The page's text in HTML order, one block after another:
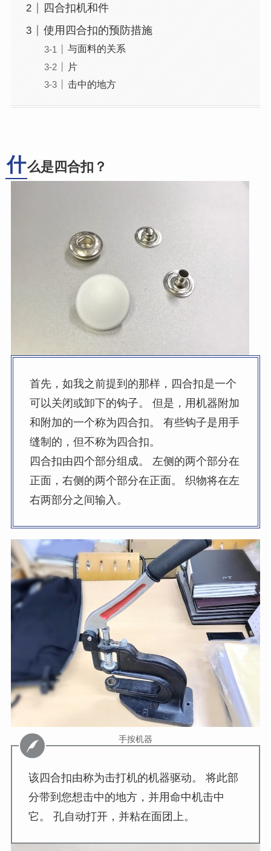
四合扣机和件
使用四合扣的预防措施
与面料的关系
片
击中的地方
什么是四合扣？
首先，如我之前提到的那样，四合扣是一个
可以关闭或卸下的钩子。 但是，用机器附加
和附加的一个称为四合扣。 有些钩子是用手
缝制的，但不称为四合扣。
四合扣由四个部分组成。 左侧的两个部分在
正面，右侧的两个部分在正面。 织物将在左
右两部分之间输入。
手按机器
该四合扣由称为击打机的机器驱动。 将此部
分带到您想击中的地方，并用命中机击中
它。 孔自动打开，并粘在面团上。